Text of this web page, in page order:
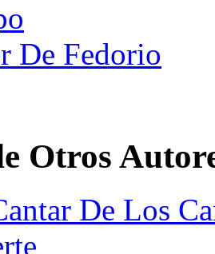
De Fedorio
Otros
De Los